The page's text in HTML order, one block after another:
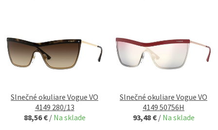
Slnečné okuliare Vogue VO
4149 280/13
88,56 € / Na sklade
Slnečné okuliare Vogue VO
4149 50756H
93,48 € / Na sklade